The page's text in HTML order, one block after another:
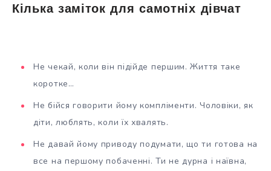
Кілька заміток для самотніх дівчат
Не чекай, коли він підійде першим. Життя таке
коротке…
Не бійся говорити йому компліменти. Чоловіки, як
діти, люблять, коли їх хвалять.
Не давай йому приводу подумати, що ти готова на
все на першому побаченні. Ти не дурна і наївна,